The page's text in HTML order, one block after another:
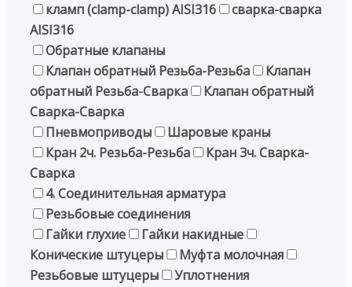
кламп (clamp-clamp) AISI316
сварка-сварка
AISI316
Обратные клапаны
Клапан обратный Резьба-Резьба
Клапан
обратный Резьба-Сварка
Клапан обратный
Сварка-Сварка
Пневмоприводы
Шаровые краны
Кран 2ч. Резьба-Резьба
Кран 3ч. Сварка-
Сварка
4. Соединительная арматура
Резьбовые соединения
Гайки глухие
Гайки накидные
Конические штуцеры
Муфта молочная
Резьбовые штуцеры
Уплотнения